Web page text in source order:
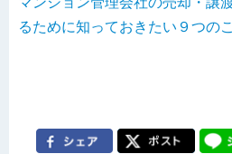
るために知っておきたい９つの